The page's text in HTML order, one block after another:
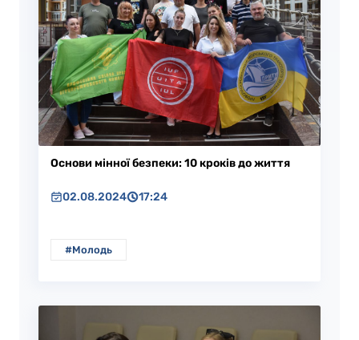
Основи мінної безпеки: 10 кроків до життя
02.08.2024 17:24
#Молодь